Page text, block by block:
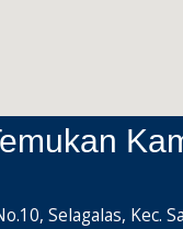
Selagalas, Kec.